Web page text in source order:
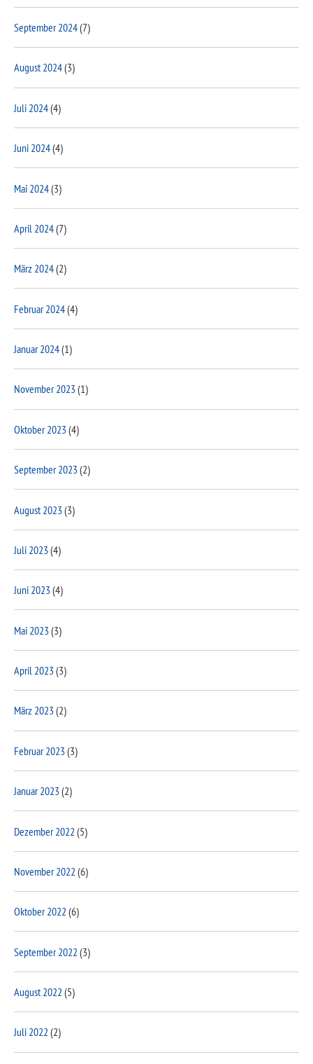
September 2024(7)
August 2024(3)
Juli 2024(4)
Juni 2024(4)
Mai 2024(3)
April 2024(7)
März 2024(2)
Februar 2024(4)
Januar 2024(1)
November 2023(1)
Oktober 2023(4)
September 2023(2)
August 2023(3)
Juli 2023(4)
Juni 2023(4)
Mai 2023(3)
April 2023(3)
März 2023(2)
Februar 2023(3)
Januar 2023(2)
Dezember 2022 (5)
November 2022 (6)
Oktober 2022 (6)
September 2022 (3)
August 2022 (5)
Juli 2022 (2)